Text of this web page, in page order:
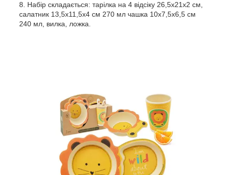
Набір складається: тарілка на 4 відсіку 26,5х21х2 см,
салатник 13,5х11,5х4 см 270 мл чашка 10х7,5х6,5 см
240 мл, вилка, ложка.